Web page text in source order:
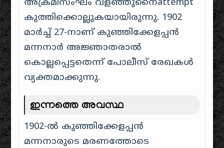
അക്രമിസംഘം വളഞ്ഞുനൈattempt
കുത്തിക്കൊല്ലുകയായിരുന്നു. 1902
മാർച്ച് 27-നാണ് കുഞ്ഞിക്കേളപ്പൻ
മന്നനാർ അജ്ഞാതരാൽ
കൊല്ലപ്പെട്ടതെന്ന് പോലീസ് രേഖകൾ
വ്യക്തമാക്കുന്നു.
ഇന്നത്തെ അവസ്ഥ
1902-ൽ കുഞ്ഞിക്കേളപ്പൻ
മന്നനാരുടെ മരണത്തോടെ